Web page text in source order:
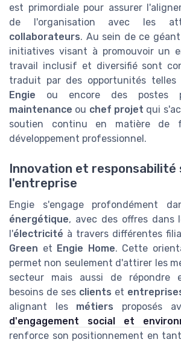
est primordiale pour assurer
de l'organisation avec les
collaborateurs. Au sein de ce
initiatives visant à promouvoir un
travail inclusif et diversifié sont
traduit par des opportunités telles
Engie ou encore des postes
maintenance ou chef projet qui
soutien continu en matière de
développement professionnel.
Innovation et responsabilité
l'entreprise
Engie s'engage profondément
énergétique, avec des offres dans
l'électricité à travers différentes
Green et Engie Home. Cette
permet non seulement d'attirer les
secteur mais aussi de répondre
besoins de ses clients et
alignant les métiers proposés
d'engagement social et
renforce son positionnement en